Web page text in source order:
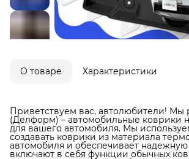
О товаре Характеристики
Приветствуем вас, автолюбители! Мы
(Делформ) – автомобильные коврики
для вашего автомобиля. Мы
создавать коврики из материала
автомобиля и обеспечивает
включают в себя функции обычных